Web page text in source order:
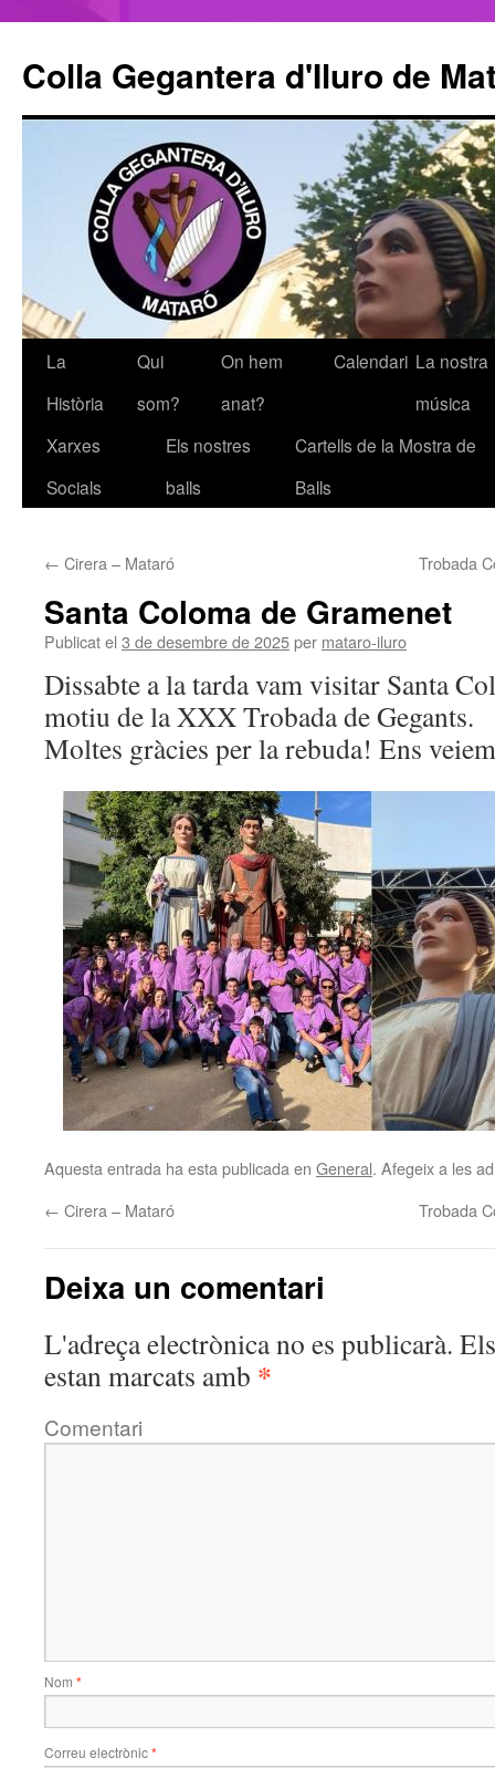
Colla Gegantera d'Iluro de
Vés
contingut
La
Història
Qui
som?
On hem
anat?
Calendari La nostra
música
Xarxes
Socials
Els nostres
balls
Cartells de la Mostra de
Balls
← Cirera – Mataró Trobada
Santa Coloma de Gramenet
Publicat el 3 de desembre de 2025per mataro-iluro
Dissabte a la tarda vam visitar Santa
motiu de la XXX Trobada de Gegants.
Moltes gràcies per la rebuda! Ens
Aquesta entrada ha esta publicada en General. Afegeix a les
← Cirera – Mataró Trobada
Deixa un comentari
L'adreça electrònica no es publicarà.
estan marcats amb *
Comentari
Nom *
Correu electrònic*